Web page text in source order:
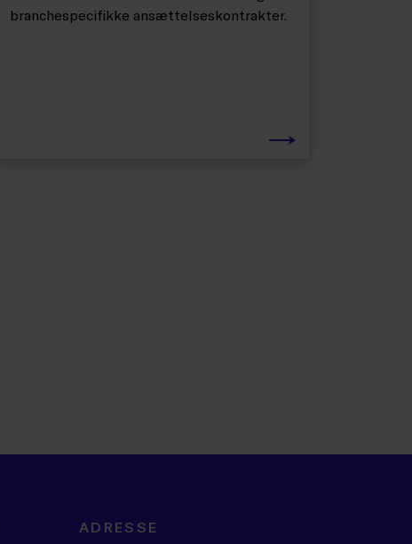
branchespecifikke ansættelseskontrakter.
ADRESSE